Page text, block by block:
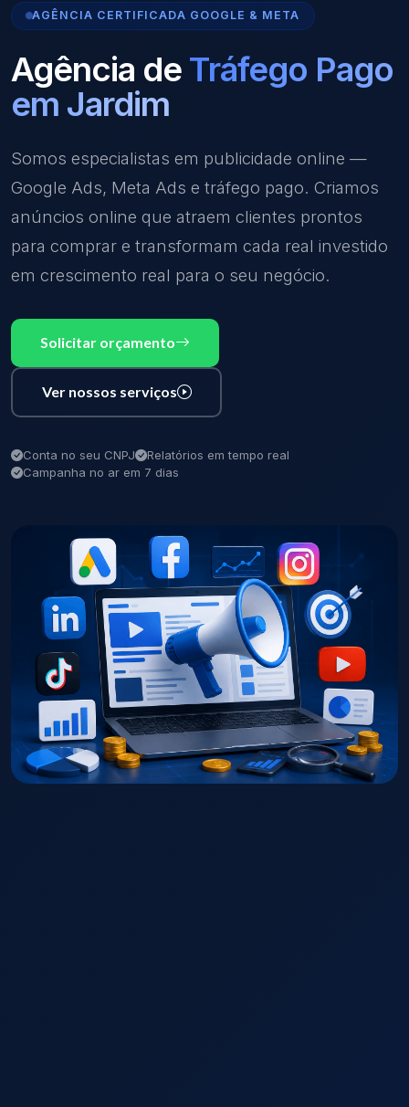
AGÊNCIA CERTIFICADA GOOGLE & META
Agência de Tráfego Pago
em Jardim
Somos especialistas em publicidade online —
Google Ads, Meta Ads e tráfego pago. Criamos
anúncios online que atraem clientes prontos
para comprar e transformam cada real investido
em crescimento real para o seu negócio.
Solicitar orçamento
Ver nossos serviços
Conta no seu CNPJ
Relatórios em tempo real
Campanha no ar em 7 dias